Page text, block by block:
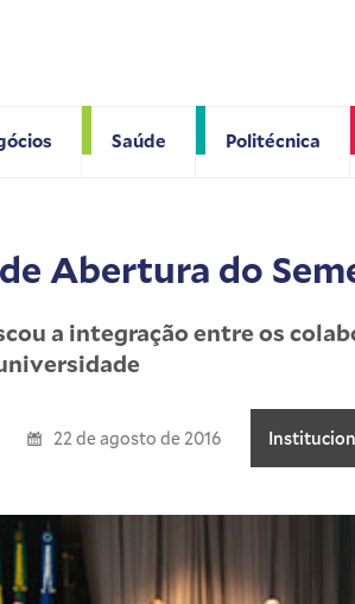
Saúde Politécnica
Abertura do
a integração entre os
22 de agosto de 2016